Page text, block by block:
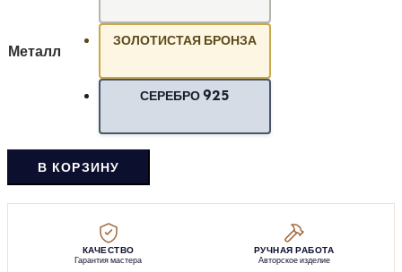
Металл
ЗОЛОТИСТАЯ БРОНЗА
СЕРЕБРО 925
В КОРЗИНУ
КАЧЕСТВО
Гарантия мастера
РУЧНАЯ РАБОТА
Авторское изделие